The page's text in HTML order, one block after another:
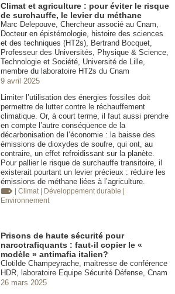
Climat et agriculture : pour éviter le risque
de surchauffe, le levier du méthane
Marc Delepouve, Chercheur associé au Cnam,
Docteur en épistémologie, histoire des sciences
et des techniques (HT2s), Bertrand Bocquet,
Professeur des Universités, Physique & Science,
Technologie et Société, Université de Lille,
membre du laboratoire HT2s du Cnam
9 avril 2025
Limiter l’utilisation des énergies fossiles doit
permettre de lutter contre le réchauffement
climatique. Or, à court terme, il faut aussi prendre
en compte l’autre conséquence de la
décarbonisation de l’économie : la baisse des
émissions de dioxydes de soufre, qui ont, au
contraire, un effet refroidissant sur la planète.
Pour pallier le risque de surchauffe transitoire, il
existerait pourtant un levier précieux : réduire les
émissions de méthane liées à l’agriculture.
| Climat | Développement durable
Environnement
Prisons de haute sécurité pour
narcotrafiquants : faut-il copier le «
modèle » antimafia italien?
Clotilde Champeyrache, maitresse de conférence
HDR, laboratoire Equipe Sécurité Défense, Cnam
26 mars 2025